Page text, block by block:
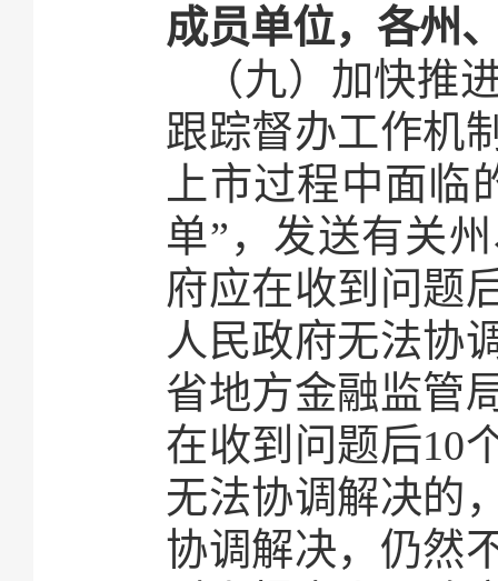
成员单位，各州
（九）加快推
跟踪督办工作机
上市过程中面
单”，发送有关
府应在收到问题
人民政府无法协
省地方金融监管
在收到问题后10
无法协调解决的
协调解决，仍然